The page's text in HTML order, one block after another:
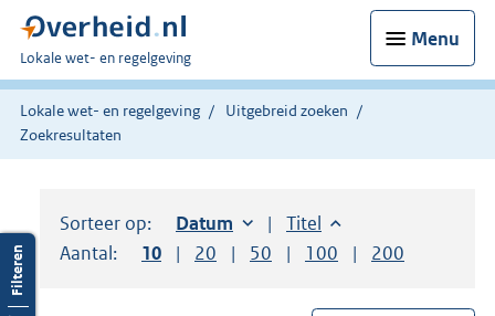
Menu
U
bent
hier:
Lokale wet- en regelgeving
Lokale wet- en regelgeving
Uitgebreid zoeken
Zoekresultaten
Sorteer op: Sorteer op:
Datum oplopendSorteer op:
Titel oplopend
Aantal:
Toon
10 resultaten per pagina
Toon
20 resultaten per pagina
Toon
50 resultaten per pagina
Toon
100 resultaten per
Toon
200